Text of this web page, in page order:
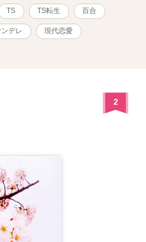
、だいたい僕は演技とか得意で――
ま、まあ大丈夫、今世の僕は女だ
方が難しいって――「ねー、あたし
のかしら？」 聞いてたのに距離詰
は嬉しいけど愛が怖いっていうか
か助けて。女同士だからか聞いて
コメ×百合な新作です。 ◆TS転生
に努力した結果、すべてが逆効果
クオンされる主人公明乃ちゃんの
じわと絡め取られていきます。物
◆この作品はカクヨム様先行・複
TS TS転生 百合
ンデレ 現代恋愛
2